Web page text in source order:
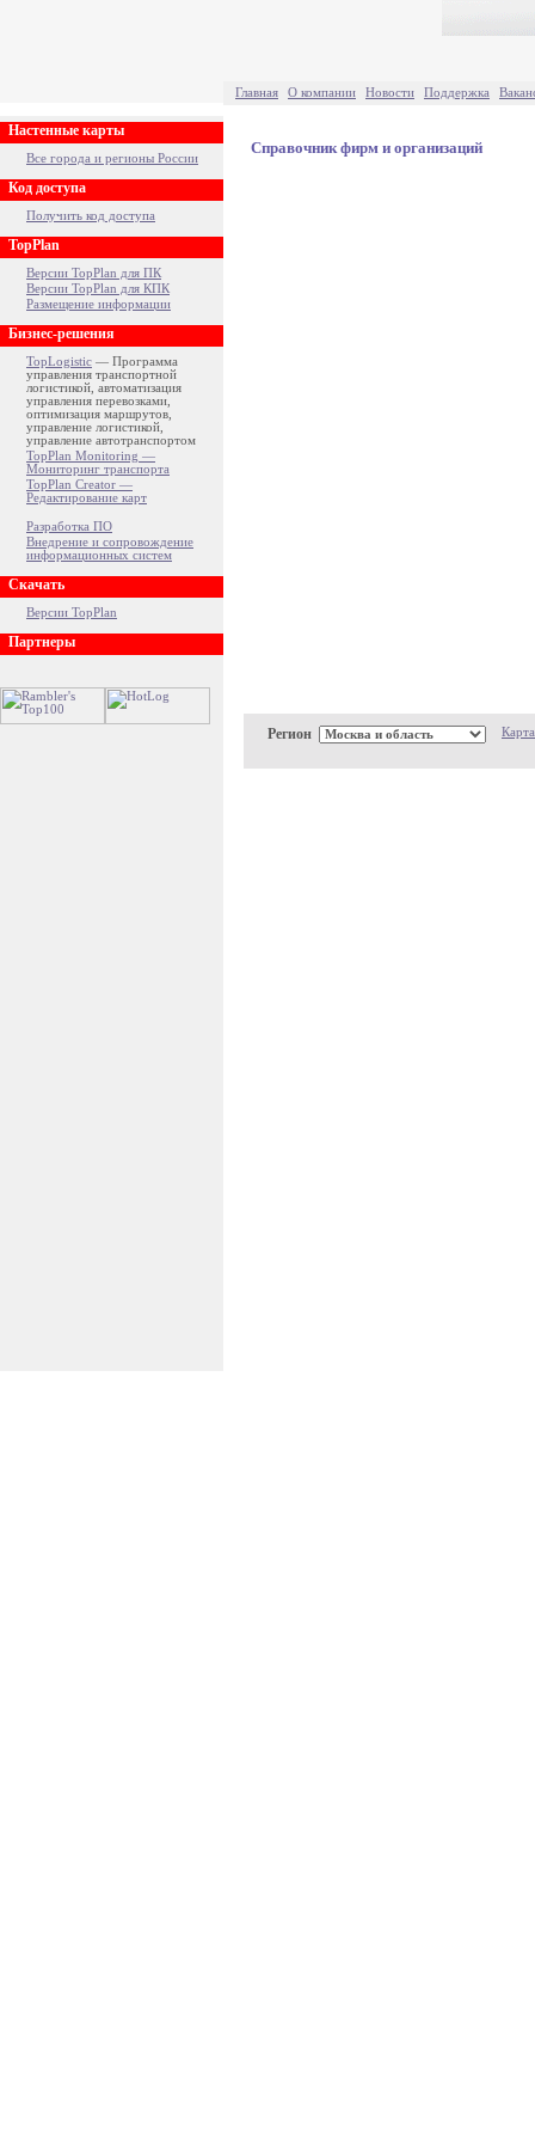
Главная О компании Новости Поддержка
Настенные карты
Все города и регионы России
Код доступа
Получить код доступа
TopPlan
Версии TopPlan для ПК
Версии TopPlan для КПК
Размещение информации
Бизнес-решения
TopLogistic — Программа
управления транспортной
логистикой, автоматизация
управления перевозками,
оптимизация маршрутов,
управление логистикой,
управление автотранспортом
TopPlan Monitoring —
Мониторинг транспорта
TopPlan Creator —
Редактирование карт
Разработка ПО
Внедрение и сопровождение
информационных систем
Скачать
Версии TopPlan
Партнеры
Справочник фирм и организаций
Регион Карта